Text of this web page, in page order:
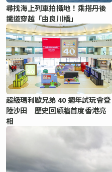
尋找海上列車拍攝地！乘搭丹後
鐵道穿越「由良川橋」
超級瑪利歐兄弟 40 週年試玩會登
陸沙田 歷史回顧牆首度香港亮
相